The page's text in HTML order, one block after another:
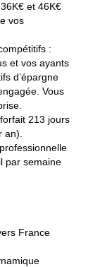
et 46K€
vos
:
et vos ayants
d’épargne
Vous
213 jours
par semaine
France